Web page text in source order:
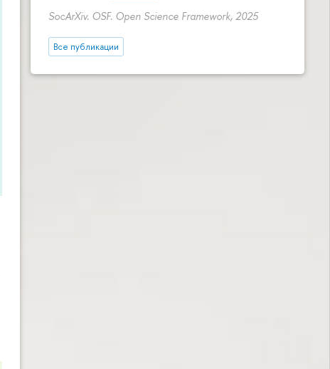
SocArXiv. OSF. Open Science Framework, 2025
Все публикации